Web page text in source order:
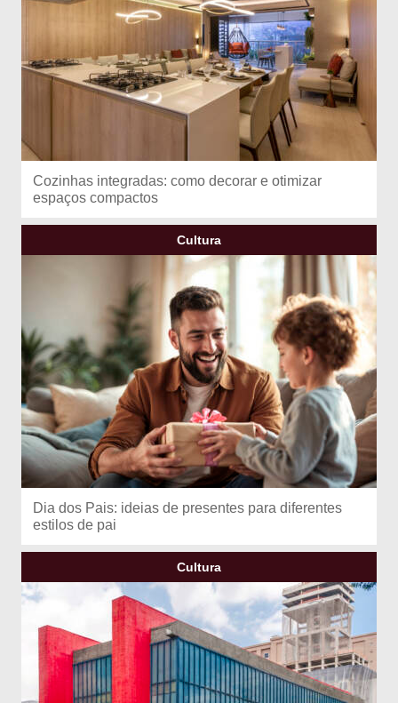
Cozinhas integradas: como decorar e otimizar
espaços compactos
Cultura
Dia dos Pais: ideias de presentes para diferentes
estilos de pai
Cultura